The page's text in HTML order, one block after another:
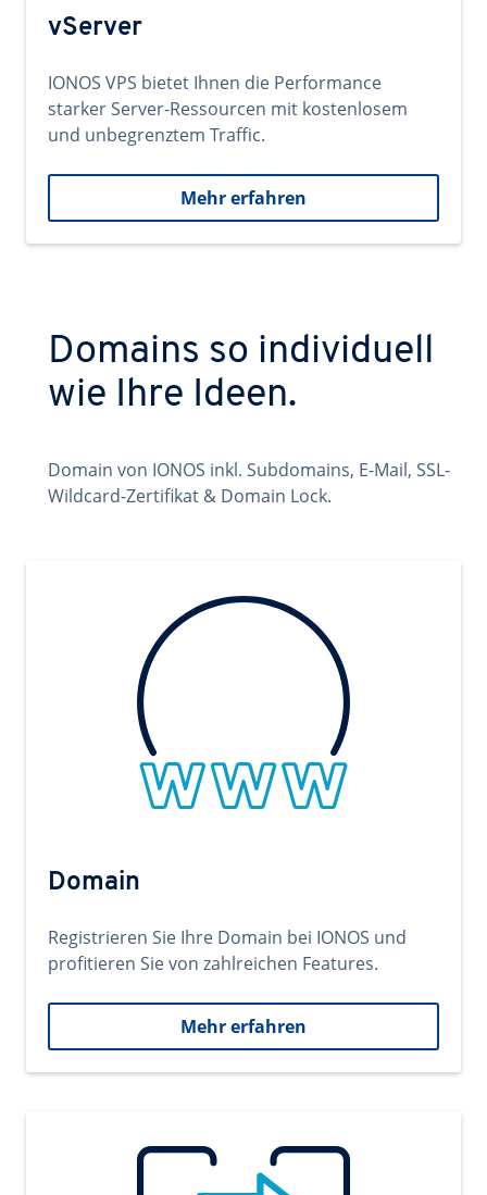
vServer
IONOS VPS bietet Ihnen die Performance
starker Server-Ressourcen mit kostenlosem
und unbegrenztem Traffic.
Mehr erfahren
Domains so individuell
wie Ihre Ideen.
Domain von IONOS inkl. Subdomains, E-Mail, SSL-
Wildcard-Zertifikat & Domain Lock.
Domain
Registrieren Sie Ihre Domain bei IONOS und
profitieren Sie von zahlreichen Features.
Mehr erfahren